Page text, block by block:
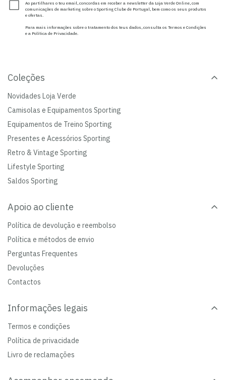
Ao partilhares o teu email, concordas em receber a newsletter da Loja Verde Online, com
comunicações de marketing sobre o Sporting Clube de Portugal, bem como os seus produtos
e ofertas.
Para mais informações sobre o tratamento dos teus dados, consulta os Termos e Condições
e a Política de Privacidade.
Coleções
Novidades Loja Verde
Camisolas e Equipamentos Sporting
Equipamentos de Treino Sporting
Presentes e Acessórios Sporting
Retro & Vintage Sporting
Lifestyle Sporting
Saldos Sporting
Apoio ao cliente
Política de devolução e reembolso
Política e métodos de envio
Perguntas Frequentes
Devoluções
Contactos
Informações legais
Termos e condições
Política de privacidade
Livro de reclamações